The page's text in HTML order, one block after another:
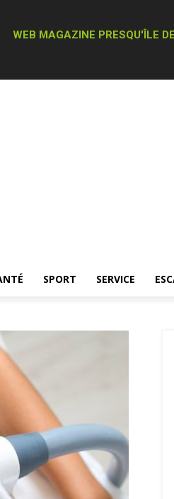
WEB MAGAZINE PRESQU'ÎLE
SPORT SERVICE